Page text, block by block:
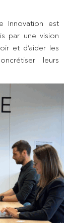
Innovation est
par une vision
et d’aider les
leurs